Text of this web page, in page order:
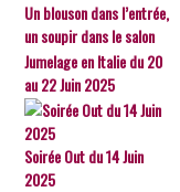
Un blouson dans l’entrée,
un soupir dans le salon
Jumelage en Italie du 20
au 22 Juin 2025
Soirée Out du 14 Juin
2025